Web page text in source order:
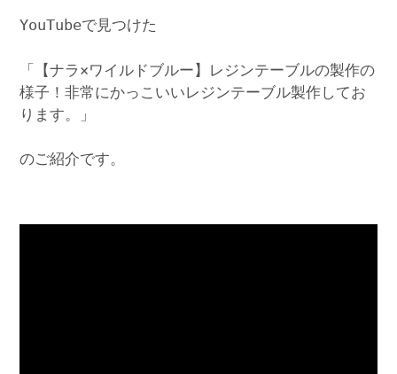
YouTubeで見つけた
「【ナラ×ワイルドブルー】レジンテーブルの製作の
様子！非常にかっこいいレジンテーブル製作してお
ります。」
のご紹介です。